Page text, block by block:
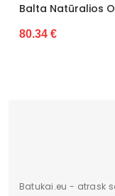
Natūralios Odos
€
Batukai.eu - atrask